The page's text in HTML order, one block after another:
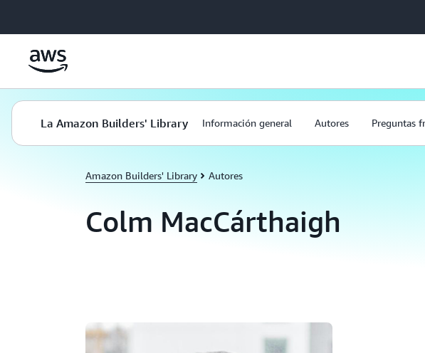
La Amazon Builders' Library Información general Autores Preguntas
Amazon Builders' Library Autores
Colm MacCárthaigh